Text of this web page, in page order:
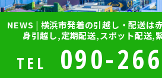
NEWS | 横浜市発着の引越し・配送は
身引越し,定期配送,スポット配送,
TEL 090-